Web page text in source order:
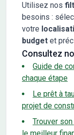
Utilisez nos
besoins :
votre
budget et
Consultez
Guide de
chaque étape
Le prêt à
projet de
Trouver